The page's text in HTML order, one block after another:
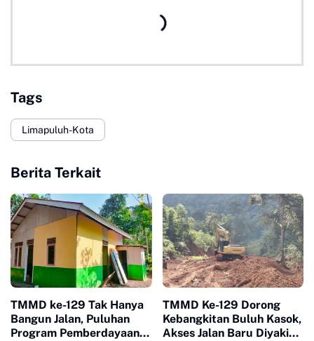
Tags
Limapuluh-Kota
Berita Terkait
TMMD ke-129 Tak Hanya
Bangun Jalan, Puluhan
Program Pemberdayaan
TMMD Ke-129 Dorong
Kebangkitan Buluh Kasok,
Akses Jalan Baru Diyakini